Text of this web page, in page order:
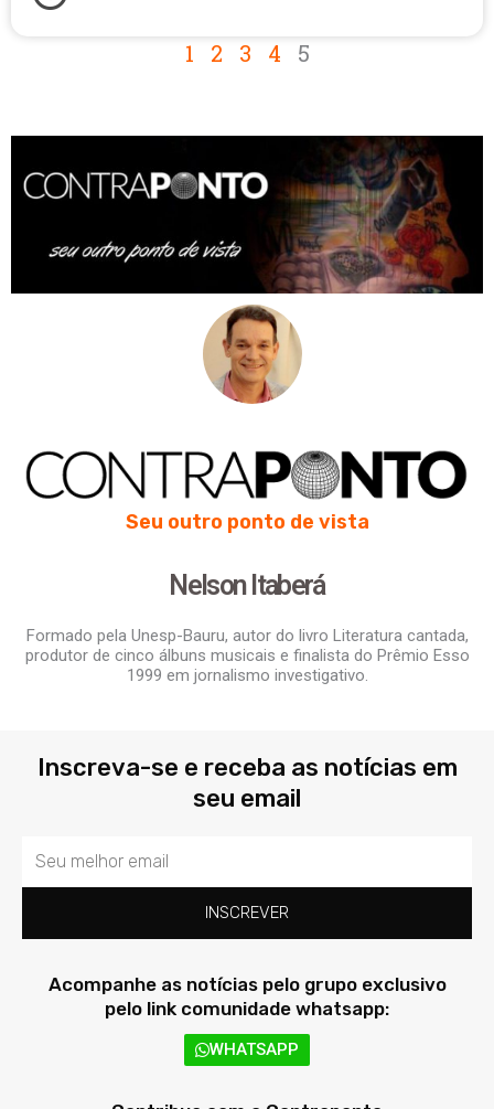
1 2 3 4 5
Seu outro ponto de vista
Nelson Itaberá
Formado pela Unesp-Bauru, autor do livro Literatura cantada,
produtor de cinco álbuns musicais e finalista do Prêmio Esso
1999 em jornalismo investigativo.
Inscreva-se e receba as notícias em
seu email
Email
INSCREVER
Acompanhe as notícias pelo grupo exclusivo
pelo link comunidade whatsapp:
WHATSAPP